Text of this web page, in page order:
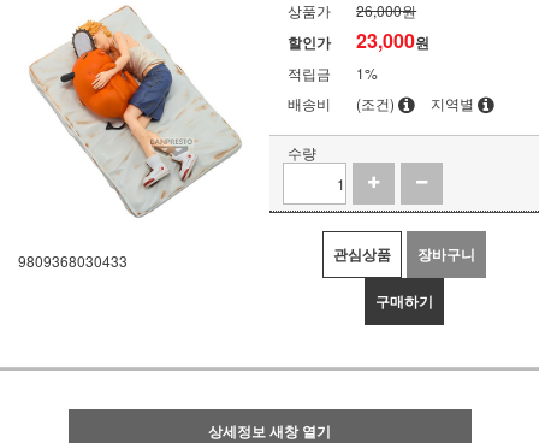
9809368030433
상품가 26,000원
할인가 23,000원
적립금
1%
배송비
(조건) 지역별
수량
관심상품 장바구니
구매하기
상세정보 새창 열기